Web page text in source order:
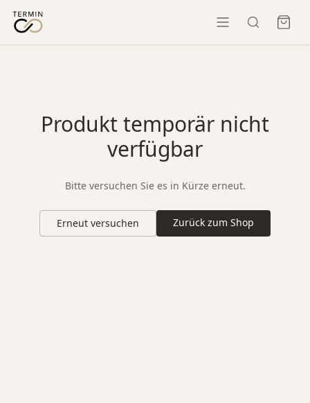
Produkt temporär nicht
verfügbar
Bitte versuchen Sie es in Kürze erneut.
Erneut versuchen Zurück zum Shop